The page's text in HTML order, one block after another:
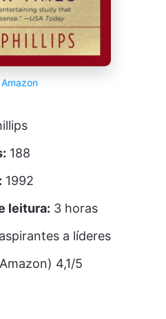
Amazon
188
1992
leitura: 3 horas
a líderes
4,1/5